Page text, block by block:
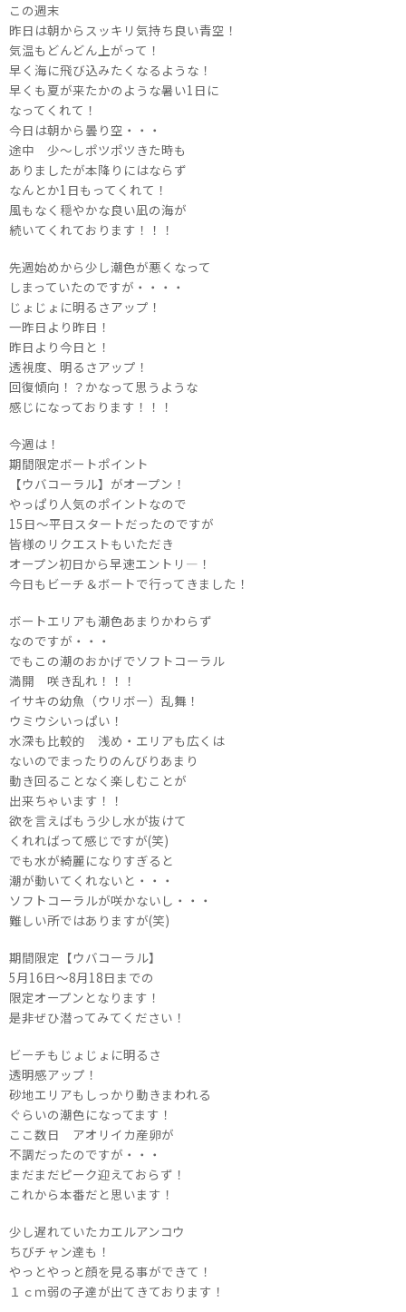
この週末
昨日は朝からスッキリ気持ち良い青空！
気温もどんどん上がって！
早く海に飛び込みたくなるような！
早くも夏が来たかのような暑い1日に
なってくれて！
今日は朝から曇り空・・・
途中 少～しポツポツきた時も
ありましたが本降りにはならず
なんとか1日もってくれて！
風もなく穏やかな良い凪の海が
続いてくれております！！！
先週始めから少し潮色が悪くなって
しまっていたのですが・・・・
じょじょに明るさアップ！
一昨日より昨日！
昨日より今日と！
透視度、明るさアップ！
回復傾向！？かなって思うような
感じになっております！！！
今週は！
期間限定ボートポイント
【ウバコーラル】がオープン！
やっぱり人気のポイントなので
15日～平日スタートだったのですが
皆様のリクエストもいただき
オープン初日から早速エントリ―！
今日もビーチ＆ボートで行ってきました！
ボートエリアも潮色あまりかわらず
なのですが・・・
でもこの潮のおかげでソフトコーラル
満開 咲き乱れ！！！
イサキの幼魚（ウリボー）乱舞！
ウミウシいっぱい！
水深も比較的 浅め・エリアも広くは
ないのでまったりのんびりあまり
動き回ることなく楽しむことが
出来ちゃいます！！
欲を言えばもう少し水が抜けて
くれればって感じですが(笑)
でも水が綺麗になりすぎると
潮が動いてくれないと・・・
ソフトコーラルが咲かないし・・・
難しい所ではありますが(笑)
期間限定【ウバコーラル】
5月16日～8月18日までの
限定オープンとなります！
是非ぜひ潜ってみてください！
ビーチもじょじょに明るさ
透明感アップ！
砂地エリアもしっかり動きまわれる
ぐらいの潮色になってます！
ここ数日 アオリイカ産卵が
不調だったのですが・・・
まだまだピーク迎えておらず！
これから本番だと思います！
少し遅れていたカエルアンコウ
ちびチャン達も！
やっとやっと顔を見る事ができて！
１ｃｍ弱の子達が出てきております！